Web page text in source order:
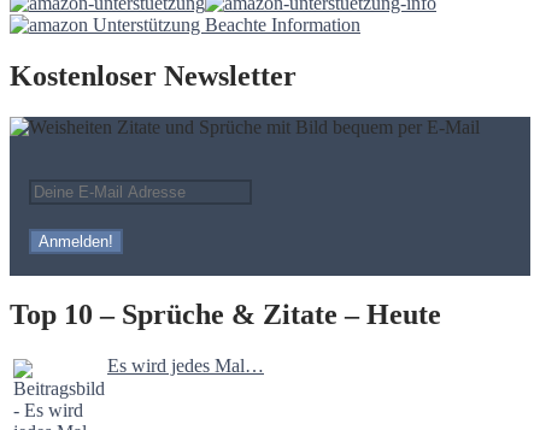
Kostenloser Newsletter
Top 10 – Sprüche & Zitate – Heute
Es wird jedes Mal…